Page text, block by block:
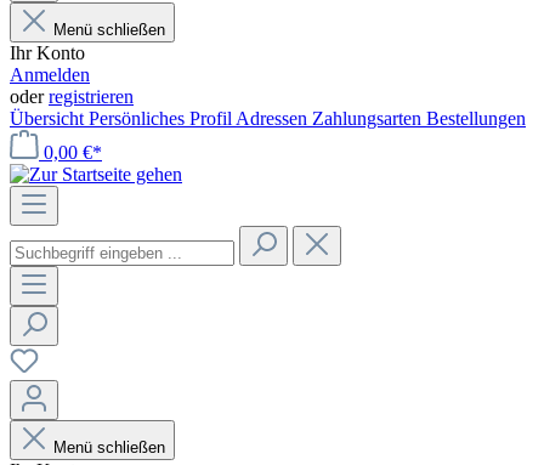
Menü schließen
Ihr Konto
Anmelden
oderregistrieren
Übersicht Persönliches Profil Adressen Zahlungsarten Bestellungen
0,00 €*
Menü schließen